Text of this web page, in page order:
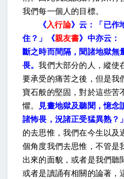
我們每一個人的目標。
《入行論》云：「已作
住？」《親友書》中亦云：
斷之時而間隔，聞諸地獄無
畏。我們大部分的人，縱使
要承受的痛苦之後，但是我
寶石般的堅固，對於這些苦
懼。
見畫地獄及聽聞，憶念
諸怖畏，況諸正受猛異熟？」
的去思惟，我們在今生以及
個角度我們去思惟，不管是
出來的面貌，或者是我們聽
或者是讀誦有相關的論著，